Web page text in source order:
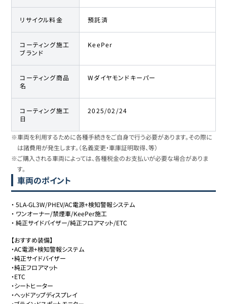
リサイクル料金 預託済
コーティング施工
ブランド
KeePer
コーティング商品
名
Wダイヤモンドキーパー
コーティング施工
日
2025/02/24
※車両を利用するために各種手続きをご自身で行う必要があります。その際に
は諸費用が発生します。（名義変更・車庫証明取得、等）
※ご購入される車両によっては、各種税金のお支払いが必要な場合がありま
す。
車両のポイント
・5LA-GL3W/PHEV/AC電源+検知警報システム
・ ワンオーナー/禁煙車/KeePer施工
・純正サイドバイザー/純正フロアマット/ETC
【おすすめ装備】
・AC電源+検知警報システム
・純正サイドバイザー
・純正フロアマット
・ETC
・シートヒーター
・ヘッドアップディスプレイ